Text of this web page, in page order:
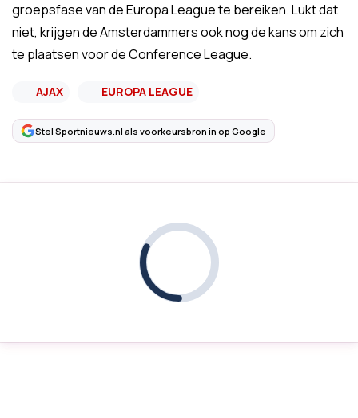
groepsfase van de Europa League te bereiken. Lukt dat
niet, krijgen de Amsterdammers ook nog de kans om zich
te plaatsen voor de Conference League.
AJAX EUROPA LEAGUE
Stel Sportnieuws.nl als voorkeursbron in op Google